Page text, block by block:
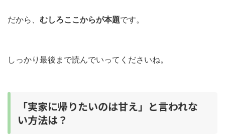
だから、 むしろここからが本題です。
しっかり最後まで読んでいってくださいね。
「実家に帰りたいのは甘え」と言われな
い方法は？